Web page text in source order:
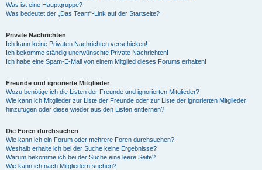
Was ist eine Hauptgruppe?
Was bedeutet der „Das Team“-Link auf der Startseite?
Private Nachrichten
Ich kann keine Privaten Nachrichten verschicken!
Ich bekomme ständig unerwünschte Private Nachrichten!
Ich habe eine Spam-E-Mail von einem Mitglied dieses Forums erhalten!
Freunde und ignorierte Mitglieder
Wozu benötige ich die Listen der Freunde und ignorierten Mitglieder?
Wie kann ich Mitglieder zur Liste der Freunde oder zur Liste der ignorierten Mitglieder
hinzufügen oder diese wieder aus den Listen entfernen?
Die Foren durchsuchen
Wie kann ich ein Forum oder mehrere Foren durchsuchen?
Weshalb erhalte ich bei der Suche keine Ergebnisse?
Warum bekomme ich bei der Suche eine leere Seite?
Wie kann ich nach Mitgliedern suchen?